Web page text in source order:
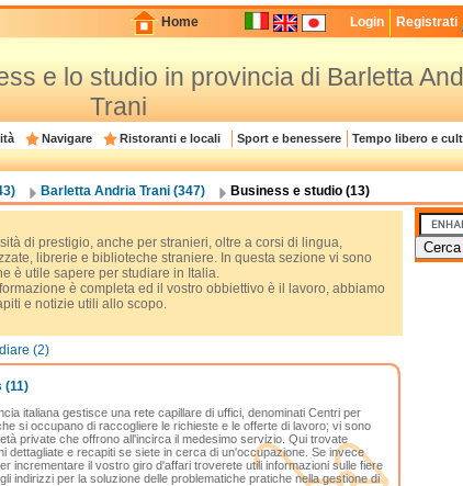
Home Login Registrati
e lo studio in provincia di Barletta
Trani
Navigare Ristoranti e locali Sport e benessere Tempo libero e
Barletta Andria Trani (347) Business e studio (13)
di prestigio, anche per stranieri, oltre a corsi di lingua,
librerie e biblioteche straniere. In questa sezione vi sono
è utile sapere per studiare in Italia.
è completa ed il vostro obbiettivo è il lavoro, abbiamo
e notizie utili allo scopo.
(2)
(11)
italiana gestisce una rete capillare di uffici, denominati Centri per
si occupano di raccogliere le richieste e le offerte di lavoro; vi sono
private che offrono all'incirca il medesimo servizio. Qui trovate
dettagliate e recapiti se siete in cerca di un'occupazione. Se invece
incrementare il vostro giro d'affari troverete utili informazioni sulle fiere
indirizzi per la soluzione delle problematiche pratiche nella gestione di